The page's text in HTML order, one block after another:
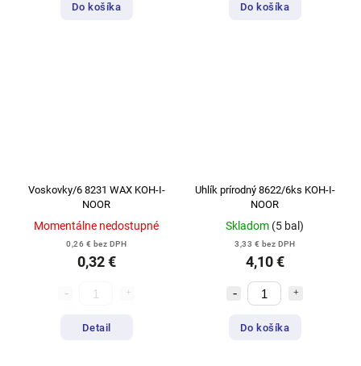
Do košíka Do košíka
Voskovky/6 8231 WAX KOH-I-
NOOR
Momentálne nedostupné
0,26 € bez DPH
0,32 €
Detail
Uhlík prírodný 8622/6ks KOH-I-
NOOR
Skladom (5 bal)
3,33 € bez DPH
4,10 €
Do košíka